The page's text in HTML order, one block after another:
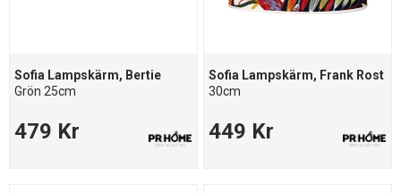
Sofia Lampskärm, Bertie
Grön 25cm
479 Kr
Sofia Lampskärm, Frank Rost
30cm
449 Kr